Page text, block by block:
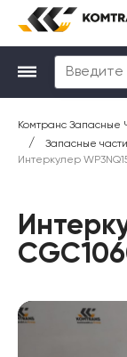
Комтранс Запасные
/ Запасные
Интеркулер